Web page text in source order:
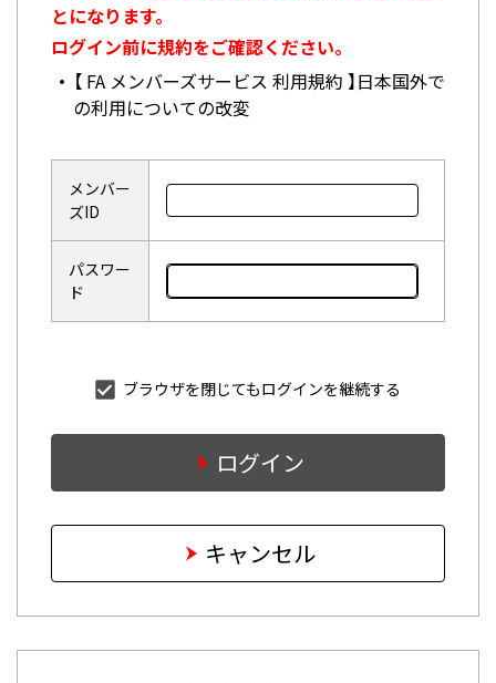
とになります。
ログイン前に規約をご確認ください。
【 FA メンバーズサービス 利用規約 】日本国外で
の利用についての改変
メンバー
ズID
パスワー
ド
ブラウザを閉じてもログインを継続する
ログイン
キャンセル